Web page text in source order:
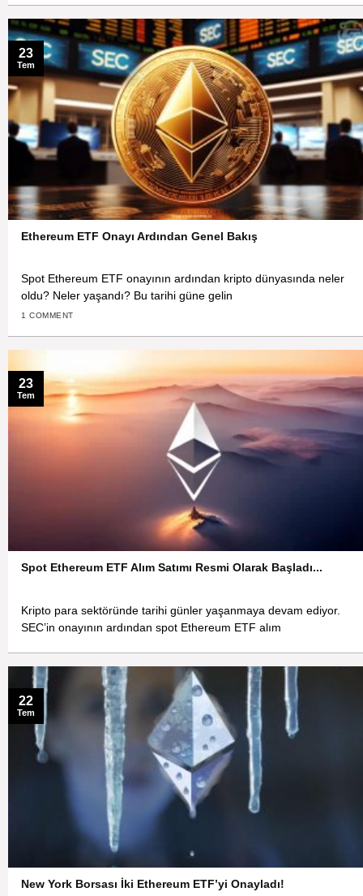
Ethereum ETF Onayı Ardından Genel Bakış
Spot Ethereum ETF onayının ardından kripto dünyasında neler
oldu? Neler yaşandı? Bu tarihi güne gelin
1 COMMENT
23
Tem
Spot Ethereum ETF Alım Satımı Resmi Olarak Başladı...
Kripto para sektöründe tarihi günler yaşanmaya devam ediyor.
SEC’in onayının ardından spot Ethereum ETF alım
23
Tem
New York Borsası İki Ethereum ETF’yi Onayladı!
22
Tem